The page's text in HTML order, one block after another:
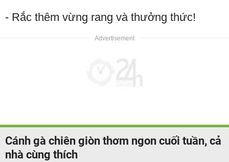
- Rắc thêm vừng rang và thưởng thức!
Cánh gà chiên giòn thơm ngon cuối tuần, cả
nhà cùng thích